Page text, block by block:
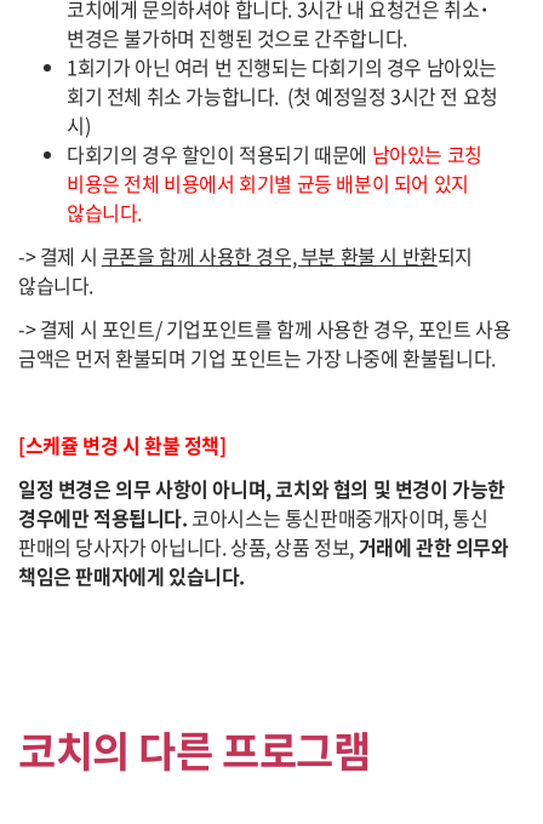
코치에게 문의하셔야 합니다. 3시간 내 요청건은 취소·
변경은 불가하며 진행된 것으로 간주합니다.
1회기가 아닌 여러 번 진행되는 다회기의 경우 남아있는
회기 전체 취소 가능합니다. (첫 예정일정 3시간 전 요청
시)
다회기의 경우 할인이 적용되기 때문에 남아있는 코칭
비용은 전체 비용에서 회기별 균등 배분이 되어 있지
않습니다.
-> 결제 시 쿠폰을 함께 사용한 경우, 부분 환불 시 반환되지
않습니다.
-> 결제 시 포인트/ 기업포인트를 함께 사용한 경우, 포인트 사용
금액은 먼저 환불되며 기업 포인트는 가장 나중에 환불됩니다.
[스케쥴 변경 시 환불 정책]
일정 변경은 의무 사항이 아니며, 코치와 협의 및 변경이 가능한
경우에만 적용됩니다. 코아시스는 통신판매중개자이며, 통신
판매의 당사자가 아닙니다. 상품, 상품 정보, 거래에 관한 의무와
책임은 판매자에게 있습니다.
코치의 다른 프로그램